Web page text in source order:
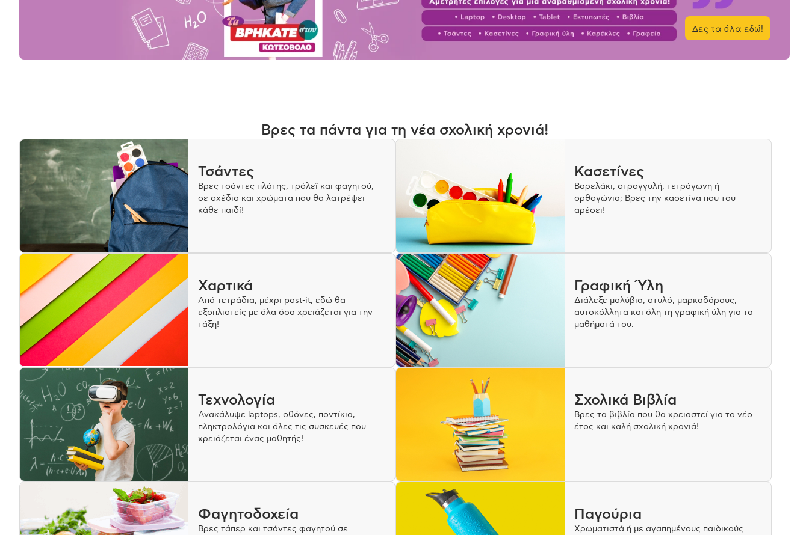
Δες τα όλα εδώ!
Βρες τα πάντα για τη νέα σχολική χρονιά!
Τσάντες
Βρες τσάντες πλάτης, τρόλεϊ και φαγητού,
σε σχέδια και χρώματα που θα λατρέψει
κάθε παιδί!
Κασετίνες
Βαρελάκι, στρογγυλή, τετράγωνη ή
ορθογώνια; Βρες την κασετίνα που του
αρέσει!
Χαρτικά
Από τετράδια, μέχρι post-it, εδώ θα
εξοπλιστείς με όλα όσα χρειάζεται για την
τάξη!
Γραφική Ύλη
Διάλεξε μολύβια, στυλό, μαρκαδόρους,
αυτοκόλλητα και όλη τη γραφική ύλη για τα
μαθήματά του.
Τεχνολογία
Ανακάλυψε laptops, οθόνες, ποντίκια,
πληκτρολόγια και όλες τις συσκευές που
χρειάζεται ένας μαθητής!
Σχολικά Βιβλία
Βρες τα βιβλία που θα χρειαστεί για το νέο
έτος και καλή σχολική χρονιά!
Φαγητοδοχεία
Βρες τάπερ και τσάντες φαγητού σε
Παγούρια
Χρωματιστά ή με αγαπημένους παιδικούς